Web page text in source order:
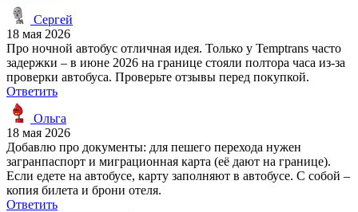
Сергей
18 мая 2026
Про ночной автобус отличная идея. Только у Temptrans часто
задержки – в июне 2026 на границе стояли полтора часа из-за
проверки автобуса. Проверьте отзывы перед покупкой.
Ответить
Ольга
18 мая 2026
Добавлю про документы: для пешего перехода нужен
загранпаспорт и миграционная карта (её дают на границе).
Если едете на автобусе, карту заполняют в автобусе. С собой –
копия билета и брони отеля.
Ответить